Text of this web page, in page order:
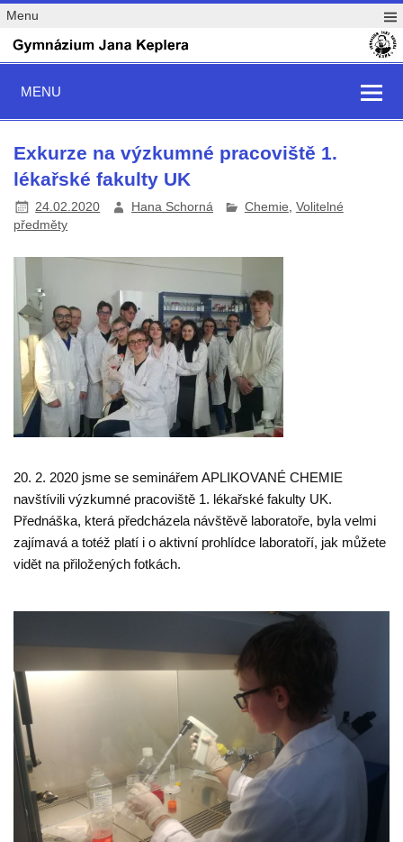
Menu
MENU
Exkurze na výzkumné pracoviště 1.
lékařské fakulty UK
24.02.2020 Hana Schorná Chemie Volitelné
předměty
20. 2. 2020 jsme se seminářem APLIKOVANÉ CHEMIE
navštívili výzkumné pracoviště 1. lékařské fakulty UK.
Přednáška, která předcházela návštěvě laboratoře, byla velmi
zajímavá a totéž platí i o aktivní prohlídce laboratoří, jak můžete
vidět na přiložených fotkách.